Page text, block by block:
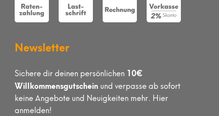
Newsletter
Sichere dir deinen persönlichen 10€
Willkommensgutschein und verpasse ab sofort
keine Angebote und Neuigkeiten mehr. Hier
anmelden!